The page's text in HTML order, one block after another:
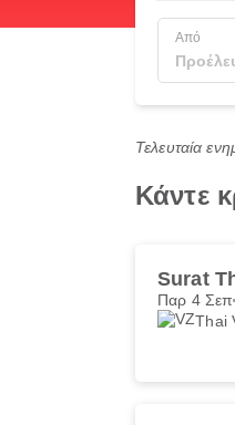
Από
Τελευταία
Κάντε
Surat
Παρ 4 Σεπ
Thai